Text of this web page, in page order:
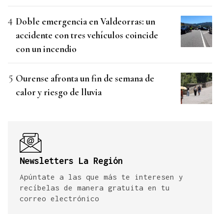
Doble emergencia en Valdeorras: un
accidente con tres vehículos coincide
con un incendio
Ourense afronta un fin de semana de
calor y riesgo de lluvia
Newsletters La Región
Apúntate a las que más te interesen y
recíbelas de manera gratuita en tu
correo electrónico